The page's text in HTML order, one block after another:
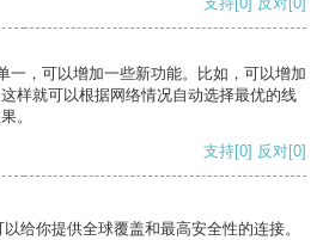
一，可以增加一些新功能。比如，可以增加
样就可以根据网络情况自动选择最优的线
。
支持[0] 反对[0]
给你提供全球覆盖和最高安全性的连接。